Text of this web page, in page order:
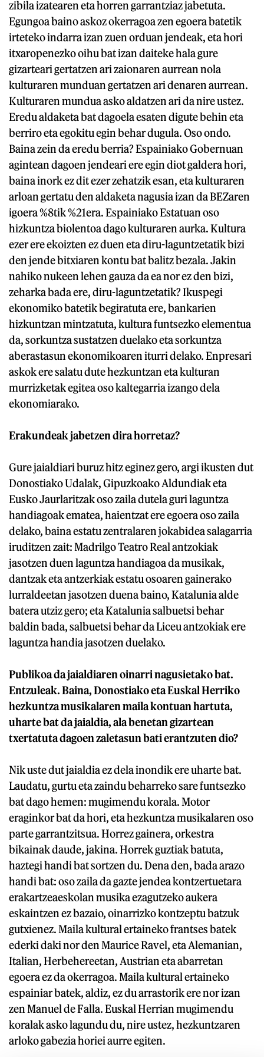
zibila izatearen eta horren garrantziaz jabetuta.
Egungoa baino askoz okerragoa zen egoera batetik
irteteko indarra izan zuen orduan jendeak, eta hori
itxaropenezko oihu bat izan daiteke hala gure
gizarteari gertatzen ari zaionaren aurrean nola
kulturaren munduan gertatzen ari denaren aurrean.
Kulturaren mundua asko aldatzen ari da nire ustez.
Eredu aldaketa bat dagoela esaten digute behin eta
berriro eta egokitu egin behar dugula. Oso ondo.
Baina zein da eredu berria? Espainiako Gobernuan
agintean dagoen jendeari ere egin diot galdera hori,
baina inork ez dit ezer zehatzik esan, eta kulturaren
arloan gertatu den aldaketa nagusia izan da BEZaren
igoera %8tik %21era. Espainiako Estatuan oso
hizkuntza biolentoa dago kulturaren aurka. Kultura
ezer ere ekoizten ez duen eta diru-laguntzetatik bizi
den jende bitxiaren kontu bat balitz bezala. Jakin
nahiko nukeen lehen gauza da ea nor ez den bizi,
zeharka bada ere, diru-laguntzetatik? Ikuspegi
ekonomiko batetik begiratuta ere, bankarien
hizkuntzan mintzatuta, kultura funtsezko elementua
da, sorkuntza sustatzen duelako eta sorkuntza
aberastasun ekonomikoaren iturri delako. Enpresari
askok ere salatu dute hezkuntzan eta kulturan
murrizketak egitea oso kaltegarria izango dela
ekonomiarako.
Erakundeak jabetzen dira horretaz?
Gure jaialdiari buruz hitz eginez gero, argi ikusten dut
Donostiako Udalak, Gipuzkoako Aldundiak eta
Eusko Jaurlaritzak oso zaila dutela guri laguntza
handiagoak ematea, haientzat ere egoera oso zaila
delako, baina estatu zentralaren jokabidea salagarria
iruditzen zait: Madrilgo Teatro Real antzokiak
jasotzen duen laguntza handiagoa da musikak,
dantzak eta antzerkiak estatu osoaren gainerako
lurraldeetan jasotzen duena baino, Katalunia alde
batera utziz gero; eta Katalunia salbuetsi behar
baldin bada, salbuetsi behar da Liceu antzokiak ere
laguntza handia jasotzen duelako.
Publikoa da jaialdiaren oinarri nagusietako bat.
Entzuleak. Baina, Donostiako eta Euskal Herriko
hezkuntza musikalaren maila kontuan hartuta,
uharte bat da jaialdia, ala benetan gizartean
txertatuta dagoen zaletasun bati erantzuten dio?
Nik uste dut jaialdia ez dela inondik ere uharte bat.
Laudatu, gurtu eta zaindu beharreko sare funtsezko
bat dago hemen: mugimendu korala. Motor
eraginkor bat da hori, eta hezkuntza musikalaren oso
parte garrantzitsua. Horrez gainera, orkestra
bikainak daude, jakina. Horrek guztiak batuta,
haztegi handi bat sortzen du. Dena den, bada arazo
handi bat: oso zaila da gazte jendea kontzertuetara
erakartzeaeskolan musika ezagutzeko aukera
eskaintzen ez bazaio, oinarrizko kontzeptu batzuk
gutxienez. Maila kultural ertaineko frantses batek
ederki daki nor den Maurice Ravel, eta Alemanian,
Italian, Herbehereetan, Austrian eta abarretan
egoera ez da okerragoa. Maila kultural ertaineko
espainiar batek, aldiz, ez du arrastorik ere nor izan
zen Manuel de Falla. Euskal Herrian mugimendu
koralak asko lagundu du, nire ustez, hezkuntzaren
arloko gabezia horiei aurre egiten.